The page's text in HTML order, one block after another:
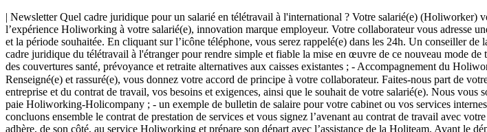
| Newsletter Quel cadre juridique pour un salarié en télétravail à l'international ? Votre salarié(e)
l’expérience Holiworking à votre salarié(e), innovation marque employeur. Votre collaborateur vous adresse
et la période souhaitée. En cliquant sur l’icône téléphone, vous serez rappelé(e) dans les 24h. Un conseiller
cadre juridique du télétravail à l'étranger pour rendre simple et fiable la mise en œuvre de ce nouveau mode
des couvertures santé, prévoyance et retraite alternatives aux caisses existantes ; - Accompagnement du
Renseigné(e) et rassuré(e), vous donnez votre accord de principe à votre collaborateur. Faites-nous part de
entreprise et du contrat de travail, vos besoins et exigences, ainsi que le souhait de votre salarié(e). Nous
paie Holiworking-Holicompany ; - un exemple de bulletin de salaire pour votre cabinet ou vos services
concluons ensemble le contrat de prestation de services et vous signez l’avenant au contrat de travail avec
adhère, de son côté, au service Holiworking et prépare son départ avec l’assistance de la Holiteam. Avant le